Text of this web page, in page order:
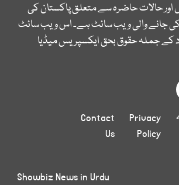
اور حالات حاضرہ سے متعلق پاکستان کی
جانے والی ویب سائٹ ہے۔ اس ویب سائٹ
کے جملہ حقوق بحق ایکسپریس میڈیا
Privacy
Policy
Contact
Us
Showbiz News in Urdu